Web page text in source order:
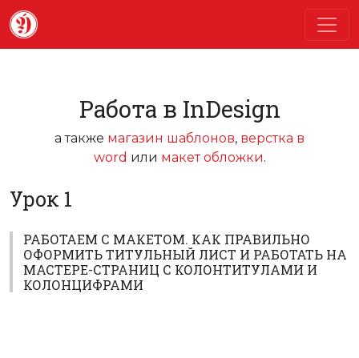
Работа в InDesign
а также магазин шаблонов, верстка в
word или макет обложки.
Урок 1
РАБОТАЕМ С МАКЕТОМ. КАК ПРАВИЛЬНО
ОФОРМИТЬ ТИТУЛЬНЫЙ ЛИСТ И РАБОТАТЬ НА
МАСТЕРЕ-СТРАНИЦ С КОЛОНТИТУЛАМИ И
КОЛОНЦИФРАМИ